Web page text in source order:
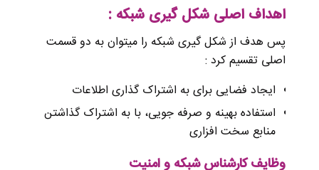
اهداف اصلی شکل گیری شبکه :
پس هدف از شکل گیری شبکه را میتوان به دو قسمت
اصلی تقسیم کرد :
ایجاد فضایی برای به اشتراک گذاری اطلاعات
استفاده بهینه و صرفه جویی، با به اشتراک گذاشتن
منابع سخت افزاری
وظایف کارشناس شبکه و امنیت